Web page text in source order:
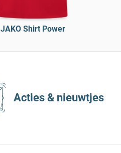
JAKO Shirt Power
Acties & nieuwtjes